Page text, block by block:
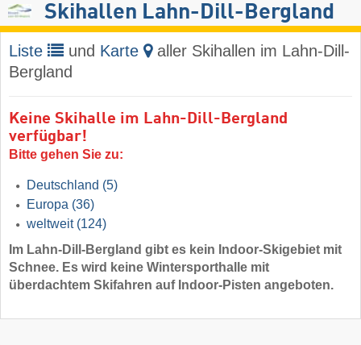
Skihallen Lahn-Dill-Bergland
Liste und Karte
aller Skihallen im Lahn-Dill-
Bergland
Keine Skihalle im Lahn-Dill-Bergland
verfügbar!
Bitte gehen Sie zu:
Deutschland (5)
Europa (36)
weltweit(124)
Im Lahn-Dill-Bergland gibt es kein Indoor-Skigebiet mit
Schnee. Es wird keine Wintersporthalle mit
überdachtem Skifahren auf Indoor-Pisten angeboten.